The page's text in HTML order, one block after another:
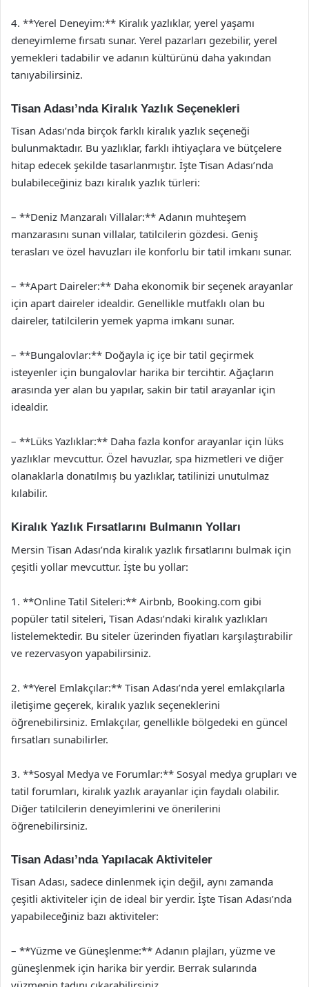
4. **Yerel Deneyim:** Kiralık yazlıklar, yerel yaşamı
deneyimleme fırsatı sunar. Yerel pazarları gezebilir, yerel
yemekleri tadabilir ve adanın kültürünü daha yakından
tanıyabilirsiniz.
Tisan Adası’nda Kiralık Yazlık Seçenekleri
Tisan Adası’nda birçok farklı kiralık yazlık seçeneği
bulunmaktadır. Bu yazlıklar, farklı ihtiyaçlara ve bütçelere
hitap edecek şekilde tasarlanmıştır. İşte Tisan Adası’nda
bulabileceğiniz bazı kiralık yazlık türleri:
– **Deniz Manzaralı Villalar:** Adanın muhteşem
manzarasını sunan villalar, tatilcilerin gözdesi. Geniş
terasları ve özel havuzları ile konforlu bir tatil imkanı sunar.
– **Apart Daireler:** Daha ekonomik bir seçenek arayanlar
için apart daireler idealdir. Genellikle mutfaklı olan bu
daireler, tatilcilerin yemek yapma imkanı sunar.
– **Bungalovlar:** Doğayla iç içe bir tatil geçirmek
isteyenler için bungalovlar harika bir tercihtir. Ağaçların
arasında yer alan bu yapılar, sakin bir tatil arayanlar için
idealdir.
– **Lüks Yazlıklar:** Daha fazla konfor arayanlar için lüks
yazlıklar mevcuttur. Özel havuzlar, spa hizmetleri ve diğer
olanaklarla donatılmış bu yazlıklar, tatilinizi unutulmaz
kılabilir.
Kiralık Yazlık Fırsatlarını Bulmanın Yolları
Mersin Tisan Adası’nda kiralık yazlık fırsatlarını bulmak için
çeşitli yollar mevcuttur. İşte bu yollar:
1. **Online Tatil Siteleri:** Airbnb, Booking.com gibi
popüler tatil siteleri, Tisan Adası’ndaki kiralık yazlıkları
listelemektedir. Bu siteler üzerinden fiyatları karşılaştırabilir
ve rezervasyon yapabilirsiniz.
2. **Yerel Emlakçılar:** Tisan Adası’nda yerel emlakçılarla
iletişime geçerek, kiralık yazlık seçeneklerini
öğrenebilirsiniz. Emlakçılar, genellikle bölgedeki en güncel
fırsatları sunabilirler.
3. **Sosyal Medya ve Forumlar:** Sosyal medya grupları ve
tatil forumları, kiralık yazlık arayanlar için faydalı olabilir.
Diğer tatilcilerin deneyimlerini ve önerilerini
öğrenebilirsiniz.
Tisan Adası’nda Yapılacak Aktiviteler
Tisan Adası, sadece dinlenmek için değil, aynı zamanda
çeşitli aktiviteler için de ideal bir yerdir. İşte Tisan Adası’nda
yapabileceğiniz bazı aktiviteler:
– **Yüzme ve Güneşlenme:** Adanın plajları, yüzme ve
güneşlenmek için harika bir yerdir. Berrak sularında